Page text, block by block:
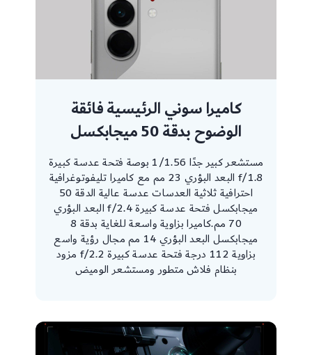
كاميرا سوني الرئيسية فائقة
الوضوح بدقة 50 ميجابكسل
مستشعر كبير جدًا 1/1.56 بوصة فتحة عدسة كبيرة
f/1.8 البعد البؤري 23 مم مع كاميرا تليفوتوغرافية
احترافية ثلاثية العدسات عدسة عالية الدقة 50
ميجابكسل فتحة عدسة كبيرة f/2.4 البعد البؤري
70 مم.كاميرا بزاوية واسعة للغاية بدقة 8
ميجابكسل البعد البؤري 14 مم مجال رؤية واسع
بزاوية 112 درجة فتحة عدسة كبيرة f/2.2 مزود
بنظام فلاش متطور ومستشعر الوميض